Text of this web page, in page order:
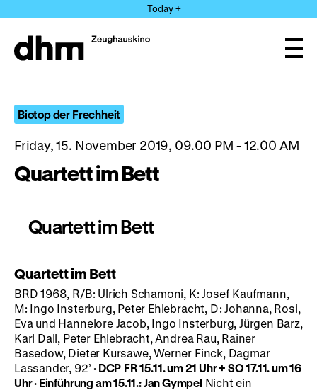
directly
the
Today +
Biotop der Frechheit
Friday, 15. November 2019, 09.00 PM - 12.00 AM
Quartett im Bett
Quartett im Bett
Quartett im Bett
BRD 1968, R/B: Ulrich Schamoni, K: Josef Kaufmann,
M: Ingo Insterburg, Peter Ehlebracht, D: Johanna, Rosi,
Eva und Hannelore Jacob, Ingo Insterburg, Jürgen Barz,
Karl Dall, Peter Ehlebracht, Andrea Rau, Rainer
Basedow, Dieter Kursawe, Werner Finck, Dagmar
Lassander, 92’·DCP FR 15.11. um 21 Uhr + SO 17.11. um 16
Uhr· Einführung am 15.11.: Jan Gympel Nicht ein